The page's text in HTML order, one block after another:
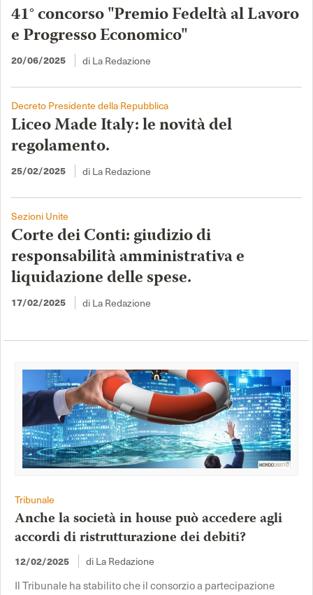
41° concorso "Premio Fedeltà al Lavoro
e Progresso Economico"
20/06/2025 di La Redazione
Decreto Presidente della Repubblica
Liceo Made Italy: le novità del
regolamento.
25/02/2025 di La Redazione
Sezioni Unite
Corte dei Conti: giudizio di
responsabilità amministrativa e
liquidazione delle spese.
17/02/2025 di La Redazione
Tribunale
Anche la società in house può accedere agli
accordi di ristrutturazione dei debiti?
12/02/2025 di La Redazione
Il Tribunale ha stabilito che il consorzio a partecipazione